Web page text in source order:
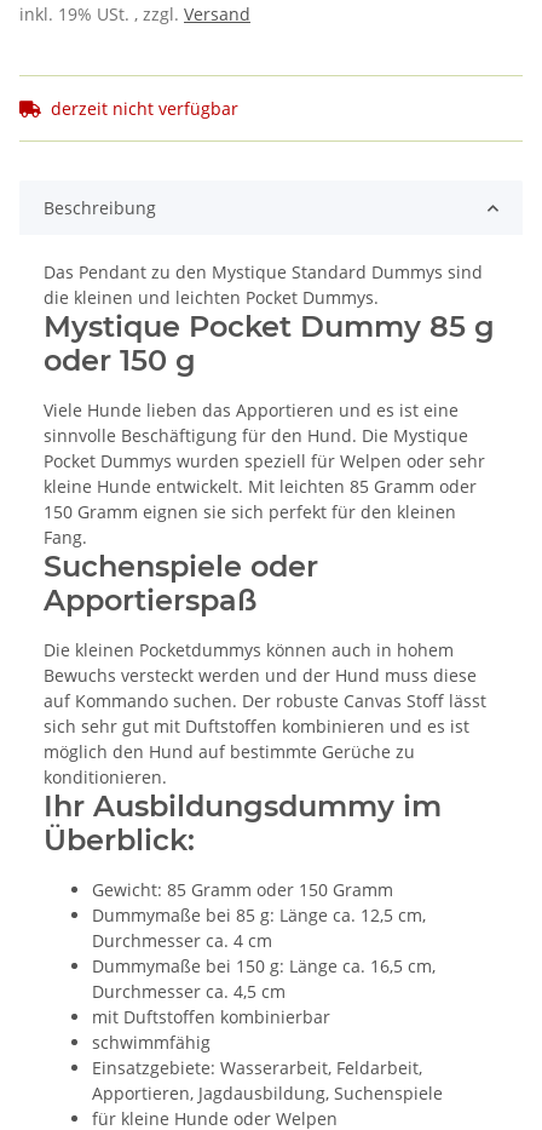
inkl. 19% USt. , zzgl. Versand
derzeit nicht verfügbar
Beschreibung
Das Pendant zu den Mystique Standard Dummys sind
die kleinen und leichten Pocket Dummys.
Mystique Pocket Dummy 85 g
oder 150 g
Viele Hunde lieben das Apportieren und es ist eine
sinnvolle Beschäftigung für den Hund. Die Mystique
Pocket Dummys wurden speziell für Welpen oder sehr
kleine Hunde entwickelt. Mit leichten 85 Gramm oder
150 Gramm eignen sie sich perfekt für den kleinen
Fang.
Suchenspiele oder
Apportierspaß
Die kleinen Pocketdummys können auch in hohem
Bewuchs versteckt werden und der Hund muss diese
auf Kommando suchen. Der robuste Canvas Stoff lässt
sich sehr gut mit Duftstoffen kombinieren und es ist
möglich den Hund auf bestimmte Gerüche zu
konditionieren.
Ihr Ausbildungsdummy im
Überblick:
Gewicht: 85 Gramm oder 150 Gramm
Dummymaße bei 85 g: Länge ca. 12,5 cm,
Durchmesser ca. 4 cm
Dummymaße bei 150 g: Länge ca. 16,5 cm,
Durchmesser ca. 4,5 cm
mit Duftstoffen kombinierbar
schwimmfähig
Einsatzgebiete: Wasserarbeit, Feldarbeit,
Apportieren, Jagdausbildung, Suchenspiele
für kleine Hunde oder Welpen